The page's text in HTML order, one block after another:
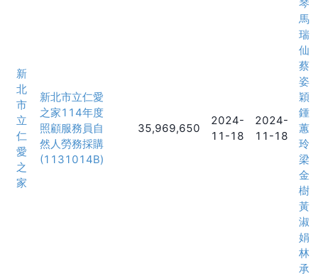
新
北
市
立
仁
愛
之
家
新北市立仁愛
之家114年度
照顧服務員自
然人勞務採購
(1131014B)
35,969,650
2024-
11-18
2024-
11-18
琴
馬
瑞
仙
蔡
姿
穎
鍾
蕙
玲
梁
金
樹
黃
淑
娟
林
承